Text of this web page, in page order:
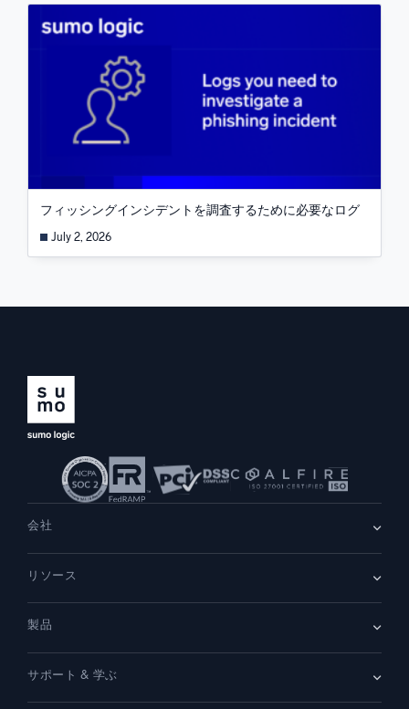
フィッシングインシデントを調査するために必要なログ
July 2, 2026
会社
採用情報
リーダーシップ
ニュースルーム
お問い合わせ
リソース
顧客事例
デモ
製品
SIEM
セキュリティ用ログ
サポート & 学ぶ